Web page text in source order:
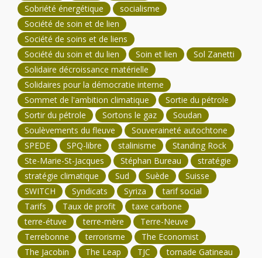
Sobriété énergétique
socialisme
Société de soin et de lien
Société de soins et de liens
Société du soin et du lien
Soin et lien
Sol Zanetti
Solidaire décroissance matérielle
Solidaires pour la démocratie interne
Sommet de l'ambition climatique
Sortie du pétrole
Sortir du pétrole
Sortons le gaz
Soudan
Soulèvements du fleuve
Souveraineté autochtone
SPEDE
SPQ-libre stalinisme
Standing Rock
Ste-Marie-St-Jacques
Stéphan Bureau
stratégie
stratégie climatique
Sud Suède
Suisse
SWITCH
Syndicats Syriza
tarif social
Tarifs
Taux de profit
taxe carbone
terre-étuve
terre-mère
Terre-Neuve
Terrebonne
terrorisme
The Economist
The Jacobin
The Leap TJC
tornade Gatineau